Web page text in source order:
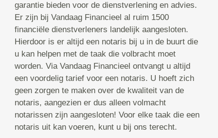
garantie bieden voor de dienstverlening en advies.
Er zijn bij Vandaag Financieel al ruim 1500
financiële dienstverleners landelijk aangesloten.
Hierdoor is er altijd een notaris bij u in de buurt die
u kan helpen met de taak die volbracht moet
worden. Via Vandaag Financieel ontvangt u altijd
een voordelig tarief voor een notaris. U hoeft zich
geen zorgen te maken over de kwaliteit van de
notaris, aangezien er dus alleen volmacht
notarissen zijn aangesloten! Voor elke taak die een
notaris uit kan voeren, kunt u bij ons terecht.